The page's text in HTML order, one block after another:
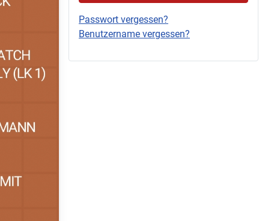
Passwort vergessen?
Benutzername vergessen?